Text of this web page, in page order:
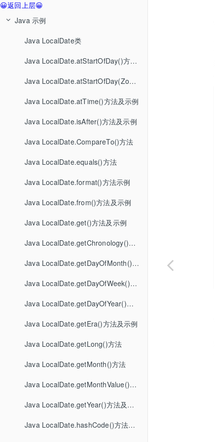
😀返回上层😀
Java 示例
Java LocalDate类
Java LocalDate.atStartOfDay()方法示例
Java LocalDate.atStartOfDay(ZoneId)方法
Java LocalDate.atTime()方法及示例
Java LocalDate.isAfter()方法及示例
Java LocalDate.CompareTo()方法
Java LocalDate.equals()方法
Java LocalDate.format()方法示例
Java LocalDate.from()方法及示例
Java LocalDate.get()方法及示例
Java LocalDate.getChronology()方法
Java LocalDate.getDayOfMonth()方法
Java LocalDate.getDayOfWeek()方法
Java LocalDate.getDayOfYear()方法示例
Java LocalDate.getEra()方法及示例
Java LocalDate.getLong()方法
Java LocalDate.getMonth()方法
Java LocalDate.getMonthValue()方法
Java LocalDate.getYear()方法及示例
Java LocalDate.hashCode()方法及示例